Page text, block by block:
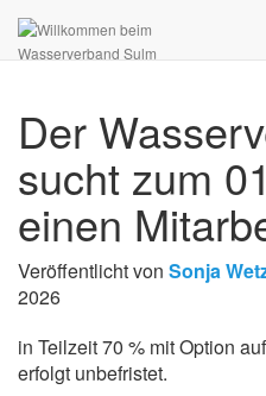
Der
sucht zum
einen
Veröffentlicht von Sonja
2026
in Teilzeit 70 % mit Option
erfolgt unbefristet.